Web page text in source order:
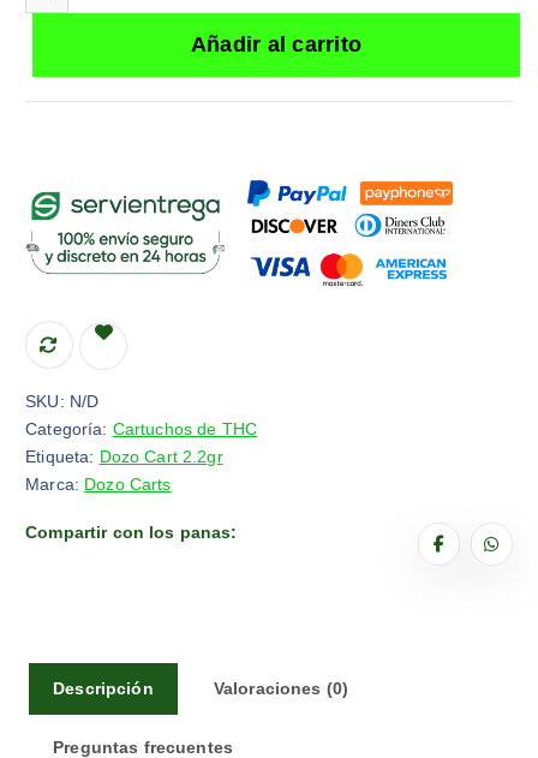
Añadir al carrito
SKU: N/D
Categoría: Cartuchos de THC
Etiqueta: Dozo Cart 2.2gr
Marca: Dozo Carts
Compartir con los panas:
Descripción Valoraciones (0)
Preguntas frecuentes